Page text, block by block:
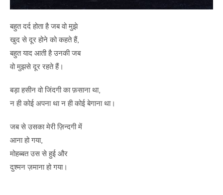
बहुत दर्द होता है जब वो मुझे
खुद से दूर होने को कहते हैं,
बहुत याद आती है उनकी जब
वो मुझसे दूर रहते हैं।
बड़ा हसीन वो जिंदगी का फ़साना था,
न ही कोई अपना था न ही कोई बेगाना था।
जब से उसका मेरी ज़िन्दगी में
आना हो गया,
मोहब्बत उस से हुई और
दुश्मन ज़माना हो गया।